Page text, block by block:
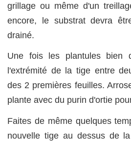
grillage ou même d'un
encore, le substrat devra
drainé.
Une fois les plantules bien
l'extrémité de la tige entre
des 2 premières feuilles.
plante avec du purin d'ortie
Faites de même quelques
nouvelle tige au dessus de